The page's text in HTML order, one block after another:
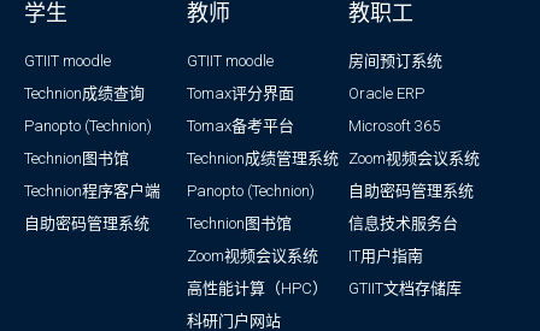
学生
GTIIT moodle
Technion成绩查询
Panopto (Technion)
Technion图书馆
Technion程序客户端
自助密码管理系统
教师
GTIIT moodle
Tomax评分界面
Tomax备考平台
Technion成绩管理系统
Panopto (Technion)
Technion图书馆
Zoom视频会议系统
高性能计算（HPC）
科研门户网站
教职工
房间预订系统
Oracle ERP
Microsoft 365
Zoom视频会议系统
自助密码管理系统
信息技术服务台
IT用户指南
GTIIT文档存储库